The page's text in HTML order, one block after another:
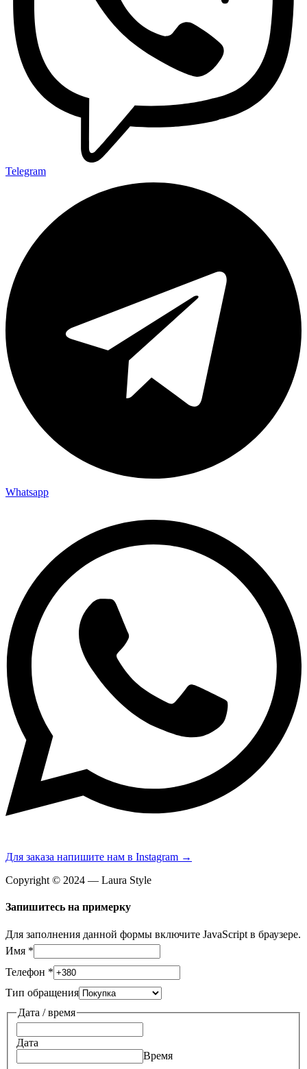
Telegram
Whatsapp
Для заказа напишите нам в Instagram →
Copyright © 2024 — Laura Style
Запишитесь на примерку
Для заполнения данной формы включите JavaScript в браузере.
Имя *
Телефон *
Тип обращения
Дата / время
Дата
Время